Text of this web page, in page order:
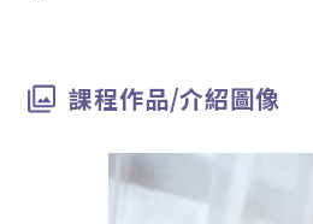
課程作品/介紹圖像